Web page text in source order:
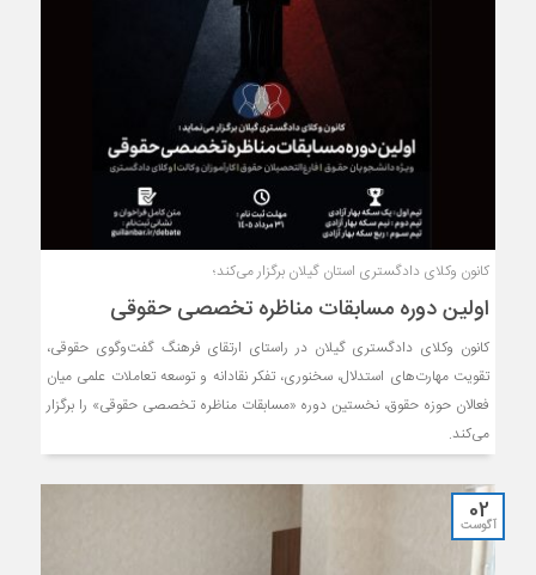
کانون وکلای دادگستری استان گیلان برگزار می‌کند؛
اولین دوره مسابقات مناظره تخصصی حقوقی
کانون وکلای دادگستری گیلان در راستای ارتقای فرهنگ گفت‌وگوی حقوقی،
تقویت مهارت‌های استدلال، سخنوری، تفکر نقادانه و توسعه تعاملات علمی میان
فعالان حوزه حقوق، نخستین دوره «مسابقات مناظره تخصصی حقوقی» را برگزار
می‌کند.
02
آگوست